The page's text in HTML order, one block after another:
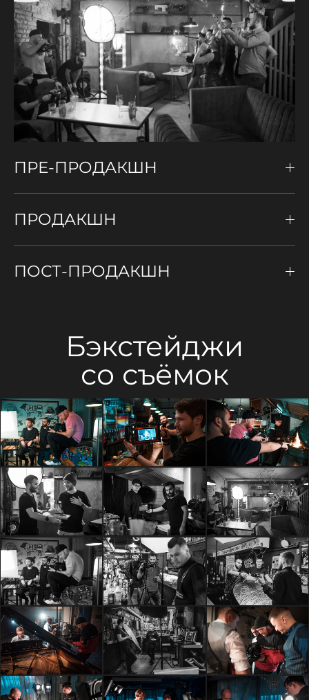
ПРЕ-ПРОДАКШН
ПРОДАКШН
ПОСТ-ПРОДАКШН
Бэкстейджи
со съёмок